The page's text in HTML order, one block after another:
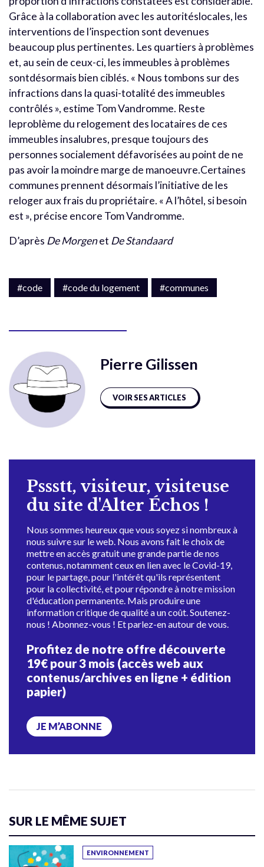
Grâce à la collaboration avec les autoritéslocales, les
interventions de l’inspection sont devenues
beaucoup plus pertinentes. Les quartiers à problèmes
et, au sein de ceux-ci, les immeubles à problèmes
sontdésormais bien ciblés. « Nous tombons sur des
infractions dans la quasi-totalité des immeubles
contrôlés », estime Tom Vandromme. Reste
leproblème du relogement des locataires de ces
immeubles insalubres, presque toujours des
personnes socialement défavorisées au point de ne
pas avoir la moindre marge de manoeuvre.Certaines
communes prennent désormais l’initiative de les
reloger aux frais du propriétaire. « A l’hôtel, si besoin
est », précise encore Tom Vandromme.
D’après De Morgenet De Standaard
#code #code du logement #communes
Pierre Gilissen
VOIR SES ARTICLES
Pssstt, visiteur, visiteuse
du site d'Alter Échos !
Nous sommes heureux que vous soyez si nombreux à
nous suivre sur le web. Nous avons fait le choix de
mettre en accès gratuit une grande partie de nos
contenus, notamment ceux en lien avec le Covid-19,
pour le partage, pour l'intérêt qu'ils représentent
pour la collectivité, et pour répondre à notre mission
d'éducation permanente. Mais produire une
information critique de qualité a un coût. Soutenez-
nous ! Abonnez-vous ! Et parlez-en autour de vous.
Profitez de notre offre découverte
19€ pour 3 mois (accès web aux
contenus/archives en ligne + édition
papier)
JE M’ABONNE
SUR LE MÊME SUJET
ENVIRONNEMENT